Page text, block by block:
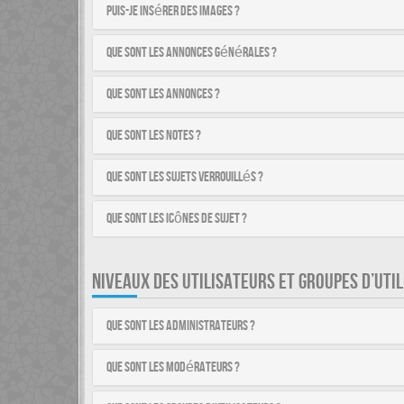
Puis-je insérer des images ?
Que sont les annonces générales ?
Que sont les annonces ?
Que sont les notes ?
Que sont les sujets verrouillés ?
Que sont les icônes de sujet ?
NIVEAUX DES UTILISATEURS ET GROUPES
Que sont les administrateurs ?
Que sont les modérateurs ?